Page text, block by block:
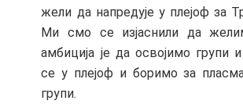
жели да напредује у плејоф за
Ми смо се изјаснили да
амбиција је да освојимо групи
се у плејоф и боримо за
групи.